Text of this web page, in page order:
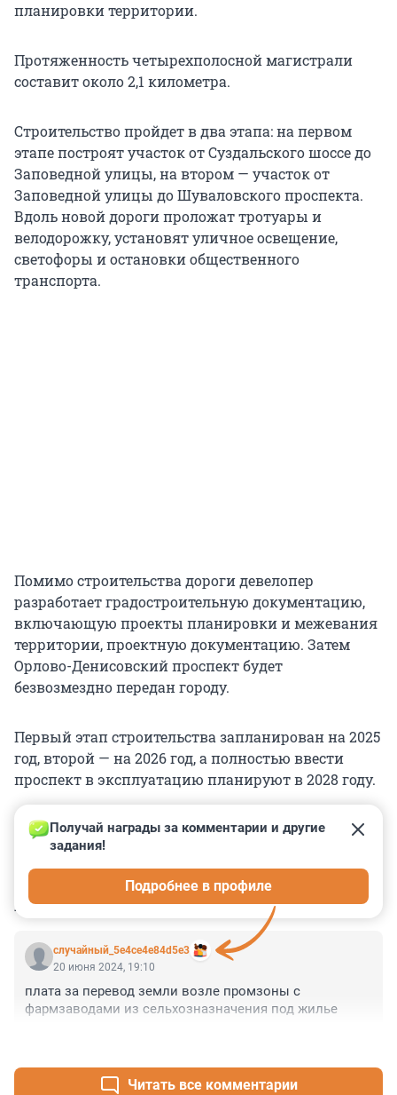
планировки территории.
Протяженность четырехполосной магистрали
составит около 2,1 километра.
Строительство пройдет в два этапа: на первом
этапе построят участок от Суздальского шоссе до
Заповедной улицы, на втором — участок от
Заповедной улицы до Шуваловского проспекта.
Вдоль новой дороги проложат тротуары и
велодорожку, установят уличное освещение,
светофоры и остановки общественного
транспорта.
Помимо строительства дороги девелопер
разработает градостроительную документацию,
включающую проекты планировки и межевания
территории, проектную документацию. Затем
Орлово-Денисовский проспект будет
безвозмездно передан городу.
Первый этап строительства запланирован на 2025
год, второй — на 2026 год, а полностью ввести
проспект в эксплуатацию планируют в 2028 году.
КОММЕНТАРИИ 1
случайный_5e4ce4e84d5e3
Получай награды за комментарии и другие
задания!
Подробнее в профиле
20 июня 2024, 19:10
плата за перевод земли возле промзоны с
фармзаводами из сельхозназначения под жилье
Читать все комментарии